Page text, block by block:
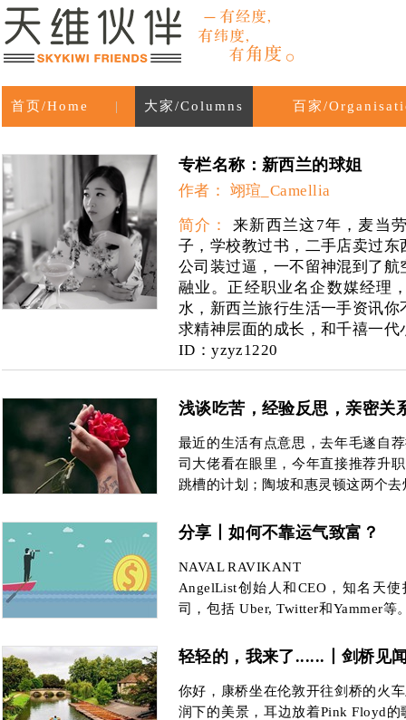
首页/Home | 大家/Columns 百家/
专栏名称：新西兰的球姐
作者： 翊瑄_Camellia
简介：
来新西兰这7年，麦当
子，学校教过书，二手店卖过
公司装过逼，一不留神混到了
融业。正经职业名企数媒经理
水，新西兰旅行生活一手资讯
求精神层面的成长，和千禧一
ID：yzyz1220
浅谈吃苦，经验反思，亲密关
最近的生活有点意思，去年毛遂自
司大佬看在眼里，今年直接推荐升
跳槽的计划；陶坡和惠灵顿这两个
分享丨如何不靠运气致富？
NAVAL RAVIKANT
AngelList创始人和CEO，知名天
司，包括 Uber, Twitter和Yammer
轻轻的，我来了......丨剑桥见
你好，康桥坐在伦敦开往剑桥的火
润下的美景，耳边放着Pink Floyd